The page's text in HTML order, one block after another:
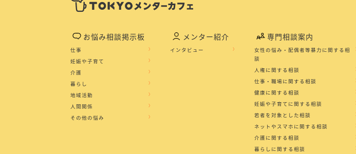
お悩み相談掲示板
仕事
妊娠や子育て
介護
暮らし
地域活動
人間関係
その他の悩み
メンター紹介
インタビュー
専門相談案内
女性の悩み・配偶者等暴力に関する相
談
人権に関する相談
仕事・職場に関する相談
健康に関する相談
妊娠や子育てに関する相談
若者を対象とした相談
ネットやスマホに関する相談
介護に関する相談
暮らしに関する相談